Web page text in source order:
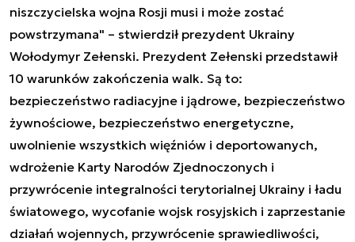
niszczycielska wojna Rosji musi i może zostać
powstrzymana" – stwierdził prezydent Ukrainy
Wołodymyr Zełenski. Prezydent Zełenski przedstawił
10 warunków zakończenia walk. Są to:
bezpieczeństwo radiacyjne i jądrowe, bezpieczeństwo
żywnościowe, bezpieczeństwo energetyczne,
uwolnienie wszystkich więźniów i deportowanych,
wdrożenie Karty Narodów Zjednoczonych i
przywrócenie integralności terytorialnej Ukrainy i ładu
światowego, wycofanie wojsk rosyjskich i zaprzestanie
działań wojennych, przywrócenie sprawiedliwości,